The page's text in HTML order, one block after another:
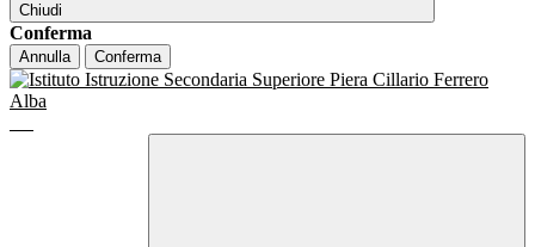
Chiudi
Conferma
Annulla Conferma